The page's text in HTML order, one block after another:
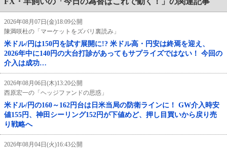
2026年08月07日(金)18:09公開
陳満咲杜の「マーケットをズバリ裏読み」
米ドル/円は150円を試す展開に!? 米ドル高・円安は終焉を迎え、
2026年中に140円の大台打診があってもサプライズではない！ 今回の
介入は成功…
2026年08月06日(木)13:20公開
西原宏一の「ヘッジファンドの思惑」
米ドル/円の160～162円台は日米当局の防衛ラインに！ GW介入時安
値155円、神田シーリング152円が下値めど、押し目買いから戻り売
り戦略へ
2026年08月04日(火)16:43公開